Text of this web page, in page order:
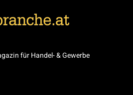
für Handel- & Gewerbe